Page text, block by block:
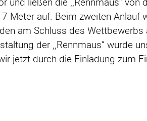
Meter auf. Beim zweiten
am Schluss des
der ,,Rennmaus“ wurde
jetzt durch die Einladung zum